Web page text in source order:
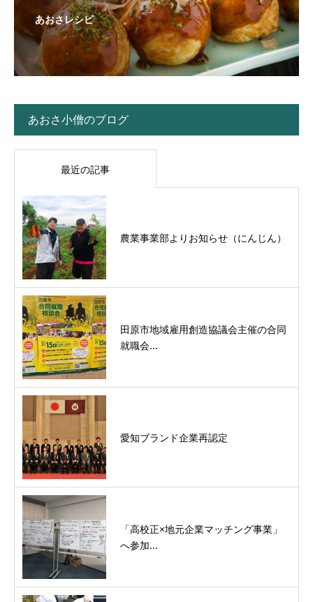
あおさレシピ
あおさ小僧のブログ
最近の記事
農業事業部よりお知らせ（にんじん）
田原市地域雇用創造協議会主催の合同
就職会...
愛知ブランド企業再認定
「高校正×地元企業マッチング事業」
へ参加...